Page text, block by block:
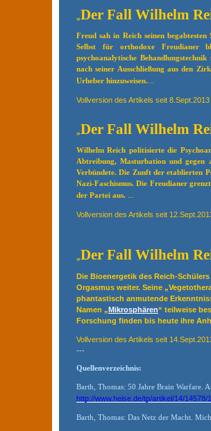
„Der Fall Wilhelm
Freud sah in Reich seinen
Selbst für orthodoxe Freudianer
psychoanalytische
nach seiner Ausschließung aus den
Urheber hinzuweisen.
Vollversion des Artikels seit
„Der Fall Wilhelm
Wilhelm Reich politisierte die
Abtreibung, Masturbation und gegen
Verbündete. Die Zunft der etablierten
Nazi-Faschismus. Die Freudianer
der Partei aus.
Vollversion des Artikels seit
„Der Fall Wilhelm
Die Bioenergetik des Reich-
Orgasmus weiter. Seine
phantastisch anmutende
Namen „Mikrosphären“ teilweise
Forschung finden bis heute ihre
Vollversion des Artikels seit
---
Quellenverzeichnis:
Barth, Thomas: 50 Jahre Brain Warfare.
http://www.heise.de/tp/artikel/14/14578/
Barth, Thomas: Das Netz der Macht.